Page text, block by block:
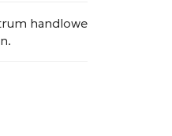
handlowe